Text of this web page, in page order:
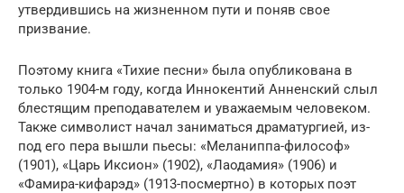
утвердившись на жизненном пути и поняв свое
призвание.
Поэтому книга «Тихие песни» была опубликована в
только 1904-м году, когда Иннокентий Анненский слыл
блестящим преподавателем и уважаемым человеком.
Также символист начал заниматься драматургией, из-
под его пера вышли пьесы: «Меланиппа-философ»
(1901), «Царь Иксион» (1902), «Лаодамия» (1906) и
«Фамира-кифарэд» (1913-посмертно) в которых поэт